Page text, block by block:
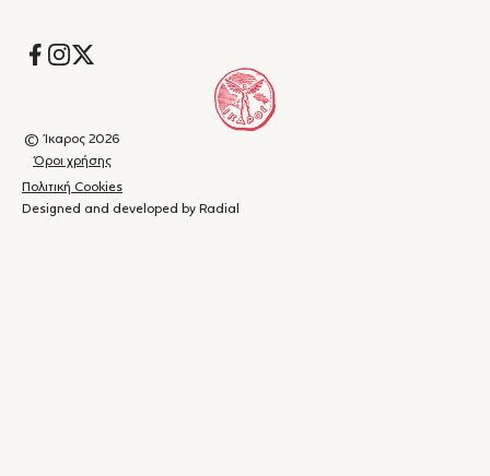
Socials
© Ίκαρος 2026
Όροι χρήσης
Πολιτική Cookies
Designed and developed by Radial